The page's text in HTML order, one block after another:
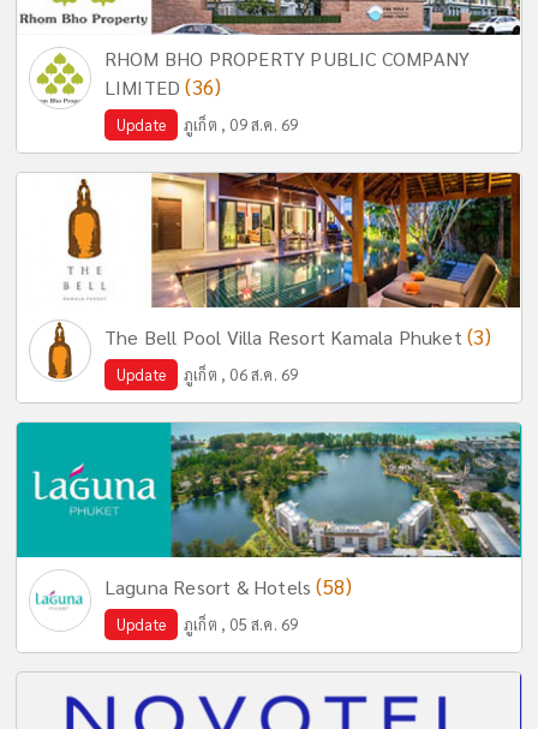
RHOM BHO PROPERTY PUBLIC COMPANY
LIMITED(36)
Update ภูเก็ต , 09 ส.ค. 69
The Bell Pool Villa Resort Kamala Phuket (3)
Update ภูเก็ต , 06 ส.ค. 69
Laguna Resort & Hotels(58)
Update ภูเก็ต , 05 ส.ค. 69